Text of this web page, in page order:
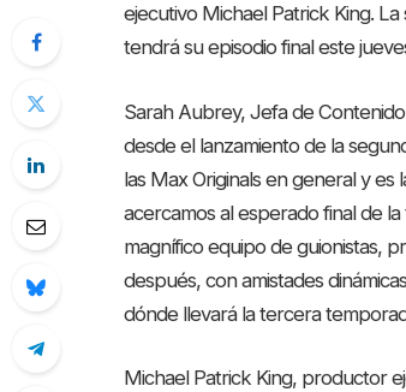
ejecutivo Michael Patrick King.
tendrá su episodio final este
Sarah Aubrey, Jefa de
desde el lanzamiento de la
las Max Originals en general y es
acercamos al esperado final de
magnífico equipo de guionistas,
después, con amistades
dónde llevará la tercera
Michael Patrick King, productor